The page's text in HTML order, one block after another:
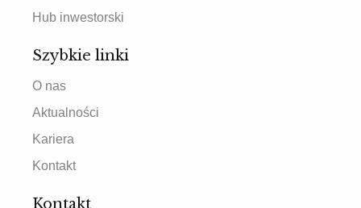
Hub inwestorski
Szybkie linki
O nas
Aktualności
Kariera
Kontakt
Kontakt